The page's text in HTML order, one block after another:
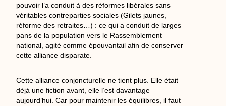
pouvoir l’a conduit à des réformes libérales sans
véritables contreparties sociales (Gilets jaunes,
réforme des retraites…) : ce qui a conduit de larges
pans de la population vers le Rassemblement
national, agité comme épouvantail afin de conserver
cette alliance disparate.
Cette alliance conjoncturelle ne tient plus. Elle était
déjà une fiction avant, elle l’est davantage
aujourd’hui. Car pour maintenir les équilibres, il faut